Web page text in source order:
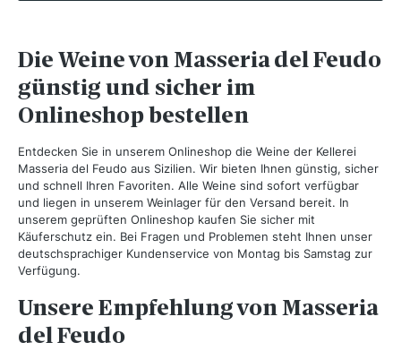
Die Weine von Masseria del Feudo
günstig und sicher im
Onlineshop bestellen
Entdecken Sie in unserem Onlineshop die Weine der Kellerei
Masseria del Feudo aus Sizilien. Wir bieten Ihnen günstig, sicher
und schnell Ihren Favoriten. Alle Weine sind sofort verfügbar
und liegen in unserem Weinlager für den Versand bereit. In
unserem geprüften Onlineshop kaufen Sie sicher mit
Käuferschutz ein. Bei Fragen und Problemen steht Ihnen unser
deutschsprachiger Kundenservice von Montag bis Samstag zur
Verfügung.
Unsere Empfehlung von Masseria
del Feudo